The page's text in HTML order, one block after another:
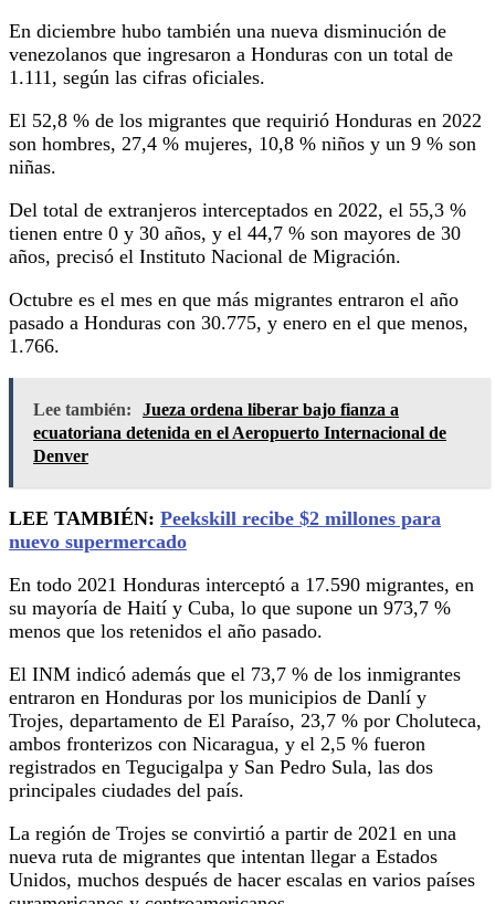
En diciembre hubo también una nueva disminución de
venezolanos que ingresaron a Honduras con un total de
1.111, según las cifras oficiales.
El 52,8 % de los migrantes que requirió Honduras en 2022
son hombres, 27,4 % mujeres, 10,8 % niños y un 9 % son
niñas.
Del total de extranjeros interceptados en 2022, el 55,3 %
tienen entre 0 y 30 años, y el 44,7 % son mayores de 30
años, precisó el Instituto Nacional de Migración.
Octubre es el mes en que más migrantes entraron el año
pasado a Honduras con 30.775, y enero en el que menos,
1.766.
Lee también:
Jueza ordena liberar bajo fianza a
ecuatoriana detenida en el Aeropuerto Internacional de
Denver
LEE TAMBIÉN: Peekskill recibe $2 millones para
nuevo supermercado
En todo 2021 Honduras interceptó a 17.590 migrantes, en
su mayoría de Haití y Cuba, lo que supone un 973,7 %
menos que los retenidos el año pasado.
El INM indicó además que el 73,7 % de los inmigrantes
entraron en Honduras por los municipios de Danlí y
Trojes, departamento de El Paraíso, 23,7 % por Choluteca,
ambos fronterizos con Nicaragua, y el 2,5 % fueron
registrados en Tegucigalpa y San Pedro Sula, las dos
principales ciudades del país.
La región de Trojes se convirtió a partir de 2021 en una
nueva ruta de migrantes que intentan llegar a Estados
Unidos, muchos después de hacer escalas en varios países